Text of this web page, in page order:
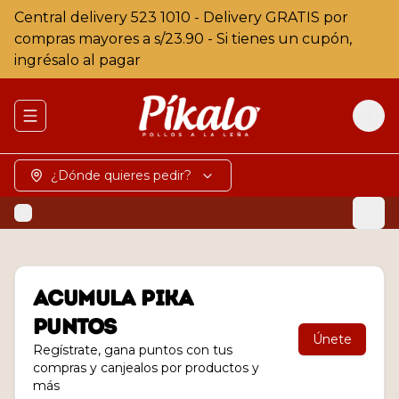
Central delivery 523 1010 - Delivery GRATIS por
compras mayores a s/23.90 - Si tienes un cupón,
ingrésalo al pagar
Abrir menu de navegación
¿Dónde quieres pedir?
Acumula Pika
Puntos
Regístrate, gana puntos con tus
compras y canjealos por productos y
más
Únete